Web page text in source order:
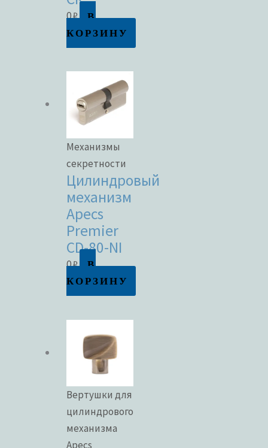
0₽
В
КОРЗИНУ
Механизмы
секретности
Цилиндровый
механизм
Apecs
Premier
CD-80-NI
0₽
В
КОРЗИНУ
Вертушки для
цилиндрового
механизма
Apecs